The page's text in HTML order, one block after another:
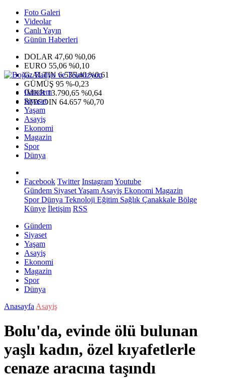
Foto Galeri
Videolar
Canlı Yayın
Günün Haberleri
DOLAR 47,60 %0,06
EURO 55,06 %0,10
G.ALTIN6.535,40 %0,61
GÜMÜŞ 95 %-0,23
IMKB13.790,65 %0,64
BITCOIN 64.657 %0,70
Gündem
Siyaset
Yaşam
Asayiş
Ekonomi
Magazin
Spor
Dünya
Facebook Twitter InstagramYoutube
Gündem SiyasetYaşam Asayiş Ekonomi Magazin
SporDünya Teknoloji Eğitim Sağlık Çanakkale Bölge
Künye İletişim RSS
Gündem
Siyaset
Yaşam
Asayiş
Ekonomi
Magazin
Spor
Dünya
Anasayfa Asayiş
Bolu'da, evinde ölü bulunan
yaşlı kadın, özel kıyafetlerle
cenaze aracına taşındı